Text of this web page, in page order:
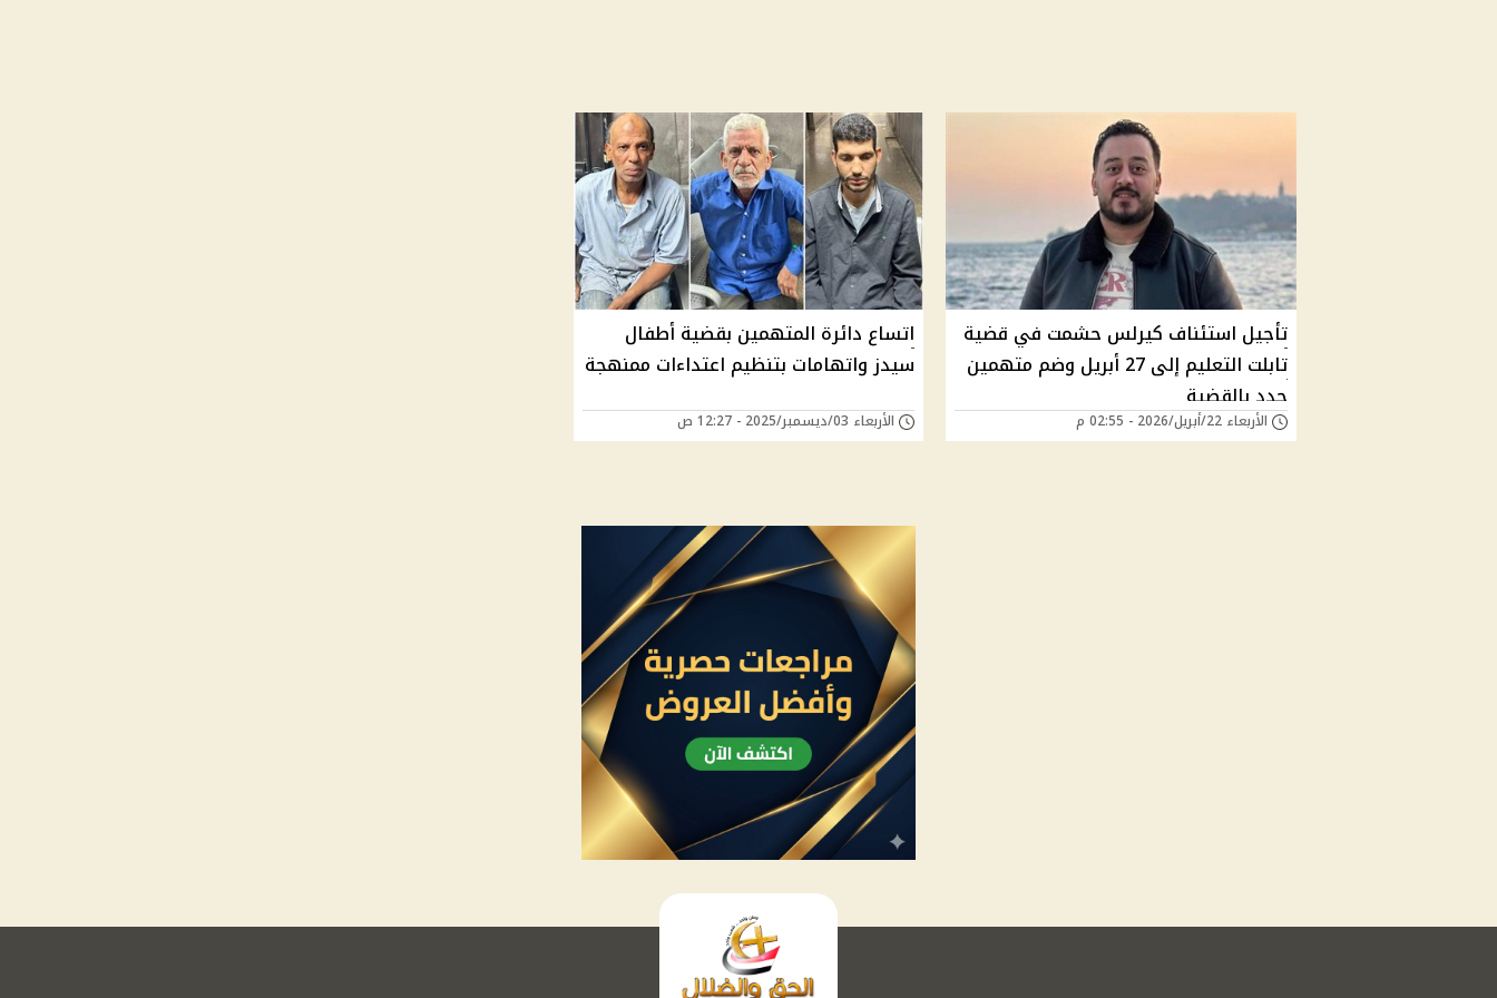
تأجيل استئناف كيرلس حشمت في قضية
تابلت التعليم إلى 27 أبريل وضم متهمين
جدد بالقضية
الأربعاء 22/أبريل/2026 - 02:55 م
اتساع دائرة المتهمين بقضية أطفال
سيدز واتهامات بتنظيم اعتداءات ممنهجة
الأربعاء 03/ديسمبر/2025 - 12:27 ص